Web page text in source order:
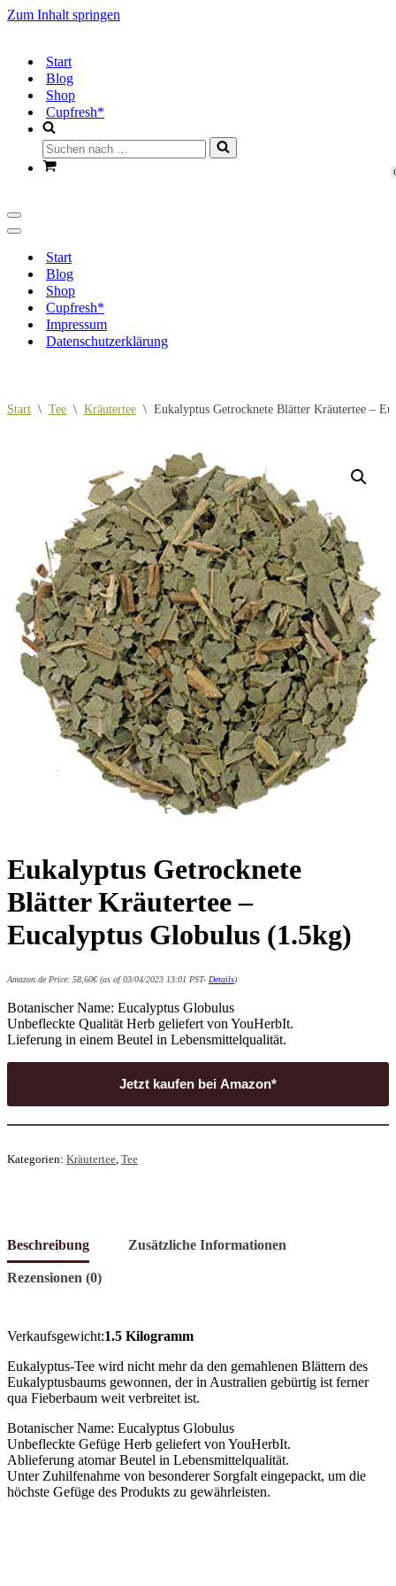
Zum Inhalt springen
Start
Blog
Shop
Cupfresh*
Suchen
nach …
Warenkorb
Navigationsmenü
Navigationsmenü
Start
Blog
Shop
Cupfresh*
Impressum
Datenschutzerklärung
Start \ Tee \ Kräutertee \ Eukalyptus Getrocknete Blätter Kräutertee –
Eukalyptus Getrocknete
Blätter Kräutertee –
Eucalyptus Globulus (1.5kg)
Amazon.de Price: 58,60€(as of 03/04/2023 13:01 PST- Details)
Botanischer Name: Eucalyptus Globulus
Unbefleckte Qualität Herb geliefert von YouHerbIt.
Lieferung in einem Beutel in Lebensmittelqualität.
Jetzt kaufen bei Amazon*
Kategorien: Kräutertee, Tee
Beschreibung Zusätzliche Informationen
Rezensionen (0)
Verkaufsgewicht:1.5 Kilogramm
Eukalyptus-Tee wird nicht mehr da den gemahlenen Blättern des
Eukalyptusbaums gewonnen, der in Australien gebürtig ist ferner
qua Fieberbaum weit verbreitet ist.
Botanischer Name: Eucalyptus Globulus
Unbefleckte Gefüge Herb geliefert von YouHerbIt.
Ablieferung atomar Beutel in Lebensmittelqualität.
Unter Zuhilfenahme von besonderer Sorgfalt eingepackt, um die
höchste Gefüge des Produkts zu gewährleisten.